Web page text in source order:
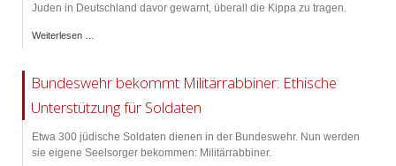
Juden in Deutschland davor gewarnt, überall die Kippa zu tragen.
Weiterlesen …
Bundeswehr bekommt Militärrabbiner: Ethische
Unterstützung für Soldaten
Etwa 300 jüdische Soldaten dienen in der Bundeswehr. Nun werden
sie eigene Seelsorger bekommen: Militärrabbiner.